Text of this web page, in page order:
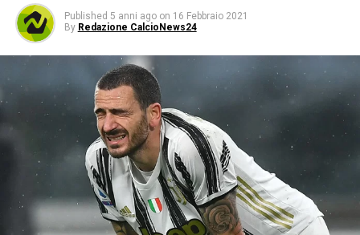
Published 5 anni ago on 16 Febbraio 2021
By Redazione CalcioNews24